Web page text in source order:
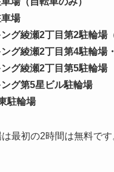
場
グ綾瀬2丁目第2駐輪場
グ綾瀬2丁目第4駐輪場
グ綾瀬2丁目第5駐輪場
グ第5星ビル駐輪場
駐輪場
最初の2時間は無料です